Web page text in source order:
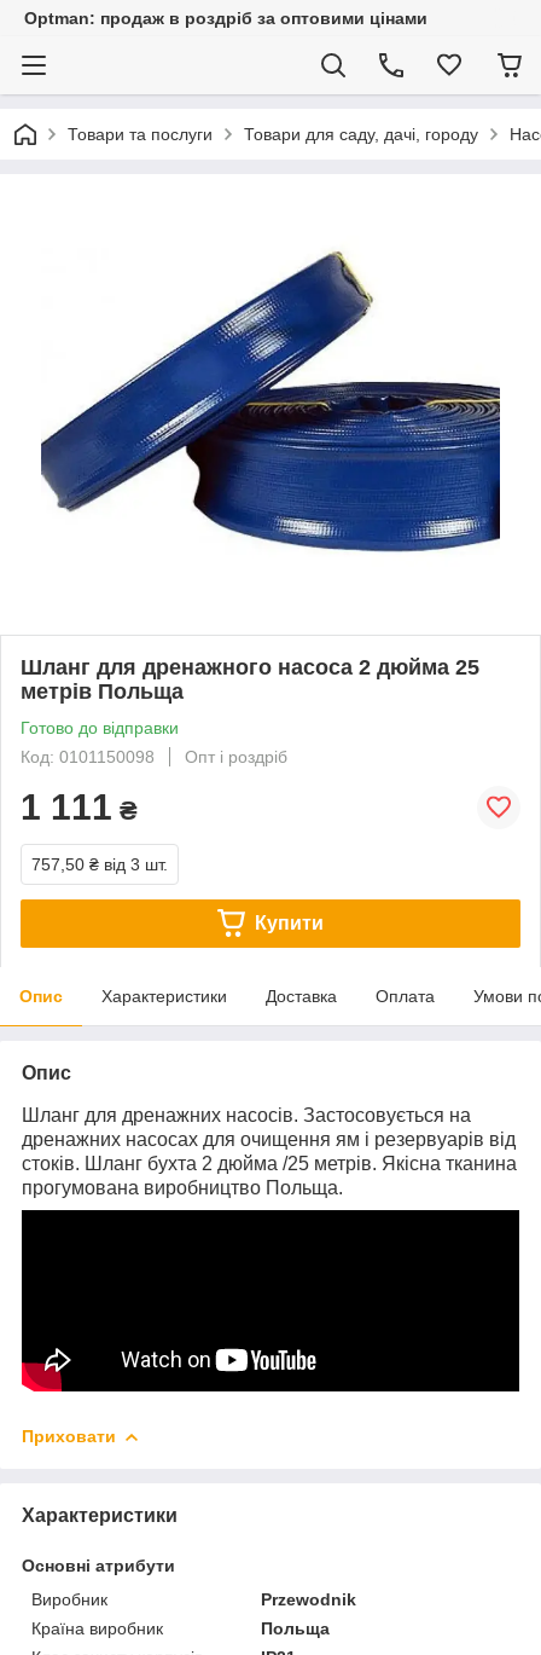
Optman: продаж в роздріб за оптовими цінами
Товари та послуги Товари для саду, дачі, городу
Шланг для дренажного насоса 2 дюйма 25
метрів Польща
Готово до відправки
Код: 0101150098
Опт і роздріб
1 111 ₴
757,50 ₴ від 3 шт.
Купити
Опис Характеристики Доставка Оплата Умови
Опис
Шланг для дренажних насосів. Застосовується на
дренажних насосах для очищення ям і резервуарів від
стоків. Шланг бухта 2 дюйма /25 метрів. Якісна тканина
прогумована виробництво Польща.
Приховати
Характеристики
Основні атрибути
Виробник
Przewodnik
Країна виробник
Польща